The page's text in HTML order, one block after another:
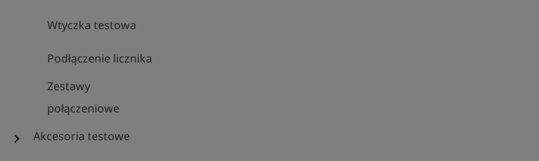
Wtyczka testowa
Podłączenie licznika
Zestawy
połączeniowe
chevron_right Akcesoria testowe